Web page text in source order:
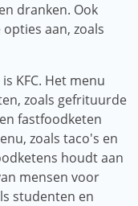
dranken. Ook
aan, zoals
KFC. Het menu
zoals gefrituurde
fastfoodketen
zoals taco's en
houdt aan
mensen voor
studenten en